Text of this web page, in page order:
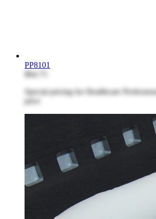
PP8101
$64.75
Special pricing for Healthcare
price